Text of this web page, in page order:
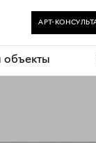
АРТ-
объекты